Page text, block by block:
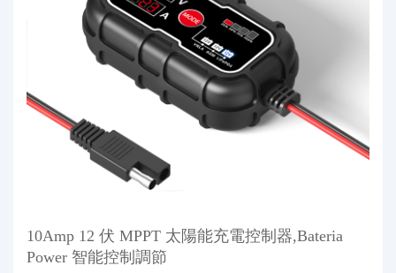
10Amp 12 伏 MPPT 太陽能充電控制器,Bateria
Power 智能控制調節